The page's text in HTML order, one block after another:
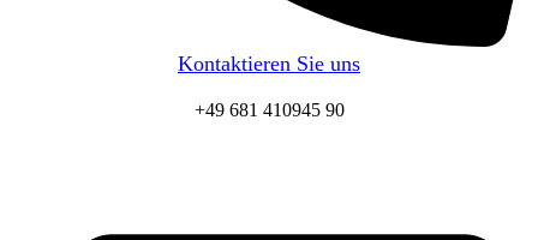
Kontaktieren Sie uns
+49 681 410945 90